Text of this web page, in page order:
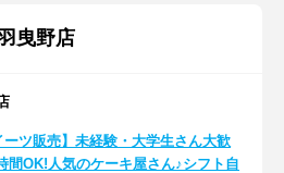
曳野店
ーツ販売】未経験・大学生さん大歓
間OK!人気のケーキ屋さん♪シフト自